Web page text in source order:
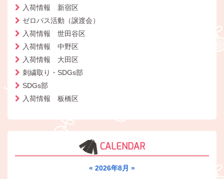
入荷情報 新宿区
ゼロパス活動（譲渡会）
入荷情報 世田谷区
入荷情報 中野区
入荷情報 大田区
刺繍取り・SDGs部
SDGs部
入荷情報 板橋区
CALENDAR
« 2026年8月 »